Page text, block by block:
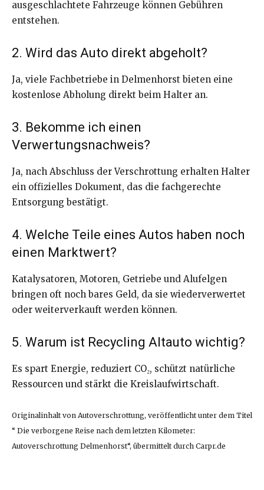
ausgeschlachtete Fahrzeuge können Gebühren
entstehen.
2. Wird das Auto direkt abgeholt?
Ja, viele Fachbetriebe in Delmenhorst bieten eine
kostenlose Abholung direkt beim Halter an.
3. Bekomme ich einen
Verwertungsnachweis?
Ja, nach Abschluss der Verschrottung erhalten Halter
ein offizielles Dokument, das die fachgerechte
Entsorgung bestätigt.
4. Welche Teile eines Autos haben noch
einen Marktwert?
Katalysatoren, Motoren, Getriebe und Alufelgen
bringen oft noch bares Geld, da sie wiederverwertet
oder weiterverkauft werden können.
5. Warum ist Recycling Altauto wichtig?
Es spart Energie, reduziert CO₂, schützt natürliche
Ressourcen und stärkt die Kreislaufwirtschaft.
Originalinhalt von Autoverschrottung, veröffentlicht unter dem Titel
“ Die verborgene Reise nach dem letzten Kilometer:
Autoverschrottung Delmenhorst“, übermittelt durch Carpr.de